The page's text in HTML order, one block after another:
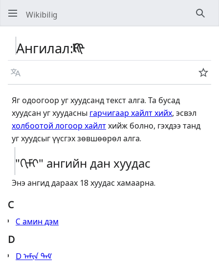
Wikibilig
Ангилал:ᠬᠢᠮᠢ
Хэл
Яг одоогоор уг хуудсанд текст алга. Та бусад
хуудсан уг хуудасны гарчигаар хайлт хийх, эсвэл
холбоотой логоор хайлтхийж болно, гэхдээ танд
уг хуудсыг үүсгэх зөвшөөрөл алга.
"ᠬᠢᠮᠢ" ангийн дан хуудас
Энэ ангид дараах 18 хуудас хамаарна.
C
C амин дэм
D
D ᠠᠮᠢᠨ ᠳᠡᠮ